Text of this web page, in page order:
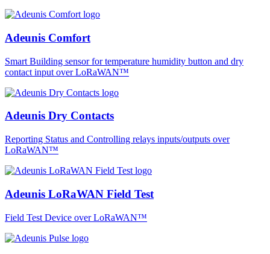
Adeunis Comfort
Smart Building sensor for temperature humidity button and dry
contact input over LoRaWAN™
Adeunis Dry Contacts
Reporting Status and Controlling relays inputs/outputs over
LoRaWAN™
Adeunis LoRaWAN Field Test
Field Test Device over LoRaWAN™